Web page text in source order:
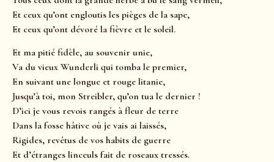
Et ceux qu’ont engloutis les pièges de la sape,
Et ceux qu’ont dévoré la fièvre et le soleil.
Et ma pitié fidèle, au souvenir unie,
Va du vieux Wunderli qui tomba le premier,
En suivant une longue et rouge litanie,
Jusqu’à toi, mon Streibler, qu’on tua le dernier !
D’ici je vous revois rangés à fleur de terre
Dans la fosse hâtive où je vais ai laissés,
Rigides, revêtus de vos habits de guerre
Et d’étranges linceuls fait de roseaux tressés.